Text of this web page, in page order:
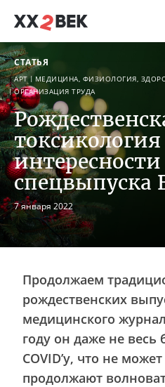
СТАТЬЯ
АРТ МЕДИЦИНА, ФИЗИОЛОГИЯ,
ОРГАНИЗАЦИЯ ТРУДА
интересности
спецвыпуска
7 января 2022
Продолжаем
рождественских
медицинского
году он даже не
COVID’у, что не
продолжают